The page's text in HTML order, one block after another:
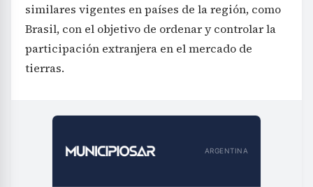
similares vigentes en países de la región, como
Brasil, con el objetivo de ordenar y controlar la
participación extranjera en el mercado de
tierras.
ARGENTINA